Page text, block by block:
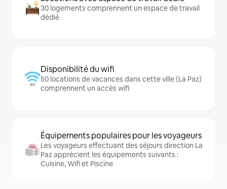
30 logements comprennent un espace de travail
dédié
Disponibilité du wifi
50 locations de vacances dans cette ville (La Paz)
comprennent un accès wifi
Équipements populaires pour les voyageurs
Les voyageurs effectuant des séjours direction La
Paz apprécient les équipements suivants :
Cuisine, Wifi et Piscine